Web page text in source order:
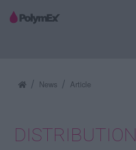
News Article
DISTRIBUTION